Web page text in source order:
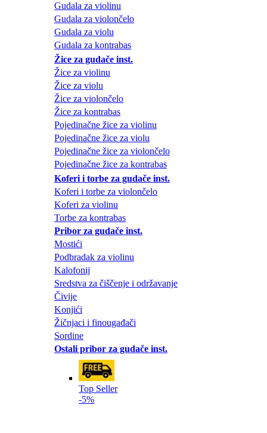
Gudala za violinu
Gudala za violončelo
Gudala za violu
Gudala za kontrabas
Žice za gudače inst.
Žice za violinu
Žice za violu
Žice za violončelo
Žice za kontrabas
Pojedinačne žice za violinu
Pojedinačne žice za violu
Pojedinačne žice za violončelo
Pojedinačne žice za kontrabas
Koferi i torbe za gudače inst.
Koferi i torbe za violončelo
Koferi za violinu
Torbe za kontrabas
Pribor za gudače inst.
Mostići
Podbradak za violinu
Kalofonij
Sredstva za čiščenje i održavanje
Čivije
Konjići
Žičnjaci i finougađači
Sordine
Ostali pribor za gudače inst.
Top Seller
-5%